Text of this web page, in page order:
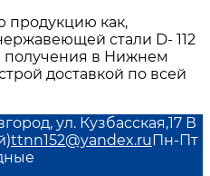
продукцию как,
стали D- 112
в Нижнем
доставкой по всей
ул. Кузбасская,17 В
ttnn152@yandex.ruПн-Пт